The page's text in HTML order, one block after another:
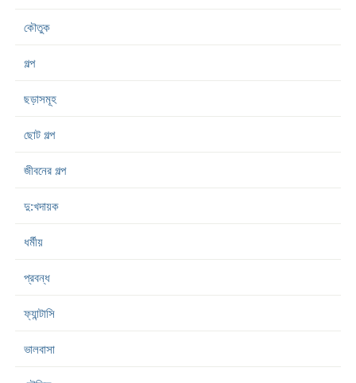
কৌতুক
গল্প
ছড়াসমূহ
ছোট গল্প
জীবনের গল্প
দু:খদায়ক
ধর্মীয়
প্রবন্ধ
ফ্যান্টাসি
ভালবাসা